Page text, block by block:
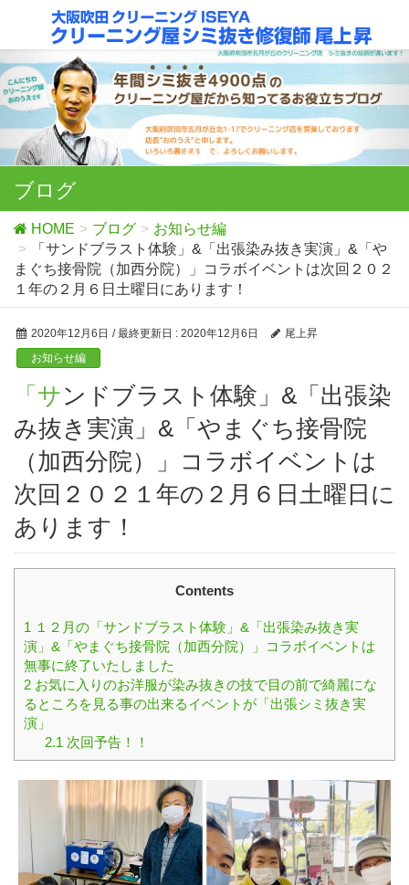
ブログ
HOME ブログ
お知らせ編
「サンドブラスト体験」&「出張染み抜き実演」&「や
まぐち接骨院（加西分院）」コラボイベントは次回２０２
１年の２月６日土曜日にあります！
2020年12月6日 / 最終更新日 : 2020年12月6日
尾上昇
お知らせ編
「サンドブラスト体験」&「出張染
み抜き実演」&「やまぐち接骨院
（加西分院）」コラボイベントは
次回２０２１年の２月６日土曜日に
あります！
Contents
1 １２月の「サンドブラスト体験」&「出張染み抜き実
演」&「やまぐち接骨院（加西分院）」コラボイベントは
無事に終了いたしました
2 お気に入りのお洋服が染み抜きの技で目の前で綺麗にな
るところを見る事の出来るイベントが「出張シミ抜き実
演」
2.1 次回予告！！